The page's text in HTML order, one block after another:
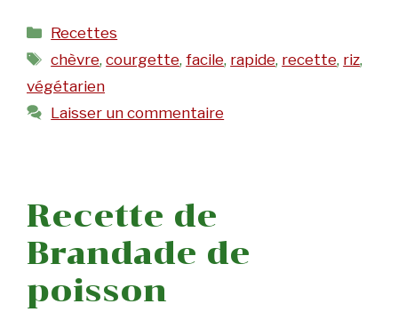
Catégories
Recettes
Étiquettes
chèvre,courgette,facile, rapide, recette, riz,
végétarien
Laisser un commentaire
Recette de
Brandade de
poisson